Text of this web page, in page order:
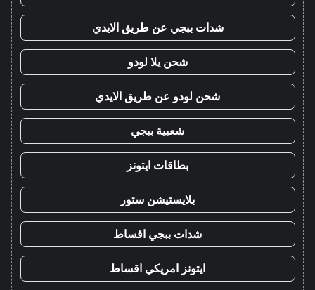
شدات ببجي عن طريق الايدي
شحن يلا لودو
شحن لودو عن طريق الايدي
شعبية ببجي
بطاقات ايتونز
بلايستيشن ستور
شدات ببجي اقساط
ايتونز امريكي اقساط